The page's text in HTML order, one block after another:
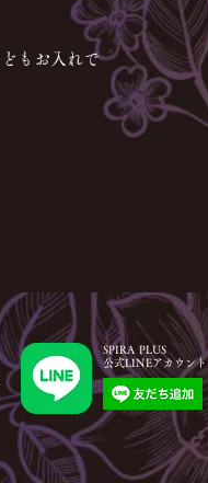
もお入れで
SPIRA PLUS
公式LINEアカウント